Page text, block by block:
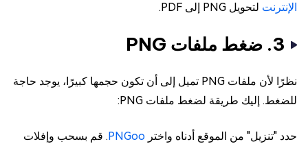
الإنترنت لتحويل PNG إلى PDF.
3. ضغط ملفات PNG
نظرًا لأن ملفات PNG تميل إلى أن تكون حجمها كبيرًا، يوجد حاجة
للضغط. إليك طريقة لضغط ملفات PNG:
حدد "تنزيل" من الموقع أدناه واختر PNGoo. قم بسحب وإفلات